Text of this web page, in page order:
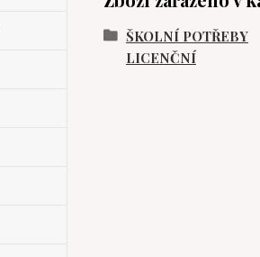
ŠKOLNÍ POTŘEBY
LICENČNÍ